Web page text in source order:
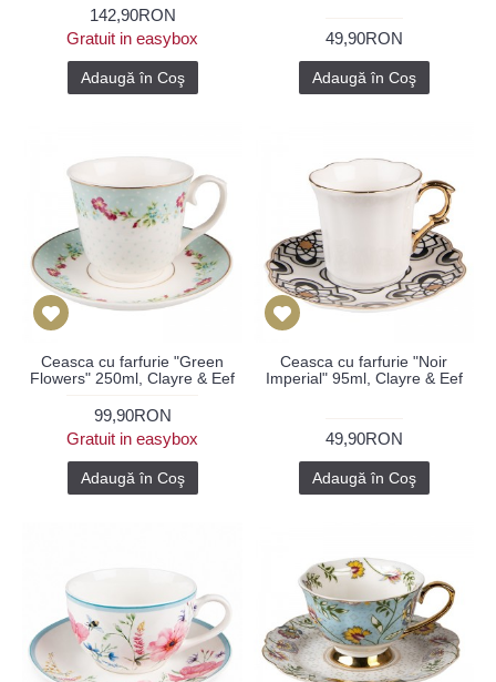
142,90RON
Gratuit in easybox
Adaugă în Coş
49,90RON
Adaugă în Coş
Ceasca cu farfurie "Green
Flowers" 250ml, Clayre & Eef
99,90RON
Gratuit in easybox
Adaugă în Coş
Ceasca cu farfurie "Noir
Imperial" 95ml, Clayre & Eef
49,90RON
Adaugă în Coş